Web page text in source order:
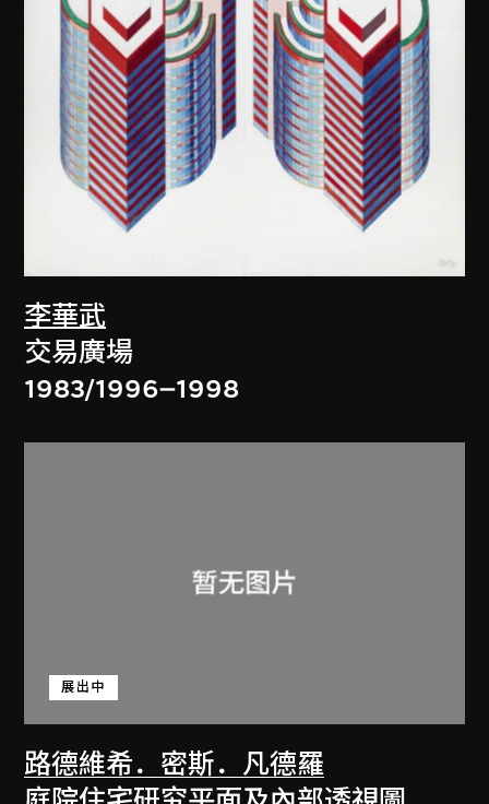
李華武
交易廣場
1983/1996–1998
路德維希．密斯．凡德羅
展出中